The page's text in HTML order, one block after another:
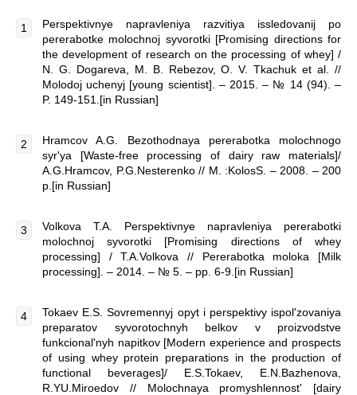
Perspektivnye napravleniya razvitiya issledovanij po
pererabotke molochnoj syvorotki [Promising directions for
the development of research on the processing of whey] /
N. G. Dogareva, M. B. Rebezov, O. V. Tkachuk et al. //
Molodoj uchenyj [young scientist]. – 2015. – № 14 (94). –
P. 149-151.[in Russian]
Hramcov A.G. Bezothodnaya pererabotka molochnogo
syr'ya [Waste-free processing of dairy raw materials]/
A.G.Hramcov, P.G.Nesterenko // M. :KolosS. – 2008. – 200
p.[in Russian]
Volkova T.A. Perspektivnye napravleniya pererabotki
molochnoj syvorotki [Promising directions of whey
processing] / T.A.Volkova // Pererabotka moloka [Milk
processing]. – 2014. – № 5. – pp. 6-9.[in Russian]
Tokaev E.S. Sovremennyj opyt i perspektivy ispol'zovaniya
preparatov syvorotochnyh belkov v proizvodstve
funkcional'nyh napitkov [Modern experience and prospects
of using whey protein preparations in the production of
functional beverages]/ E.S.Tokaev, E.N.Bazhenova,
R.YU.Miroedov // Molochnaya promyshlennost' [dairy